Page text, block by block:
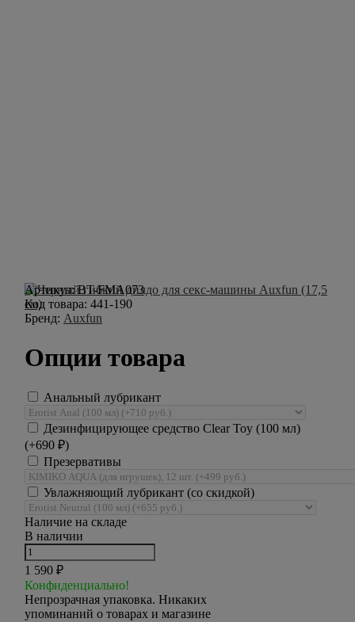
Артикул:BT-FMA073
Код товара: 441-190
Бренд: Auxfun
Опции товара
Анальный лубрикант
Дезинфицирующее средство Clear Toy (100 мл)
(+690 ₽)
Презервативы
Увлажняющий лубрикант (со скидкой)
Наличие на складе
В наличии
1 590 ₽
Конфиденциально!
Непрозрачная упаковка. Никаких
упоминаний о товарах и магазине